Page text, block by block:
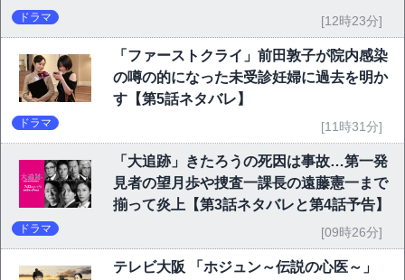
ドラマ [12時23分]
「ファーストクライ」前田敦子が院内感染
の噂の的になった未受診妊婦に過去を明か
す【第5話ネタバレ】
ドラマ [11時31分]
「大追跡」きたろうの死因は事故…第一発
見者の望月歩や捜査一課長の遠藤憲一まで
揃って炎上【第3話ネタバレと第4話予告】
ドラマ [09時26分]
テレビ大阪 「ホジュン～伝説の心医～」